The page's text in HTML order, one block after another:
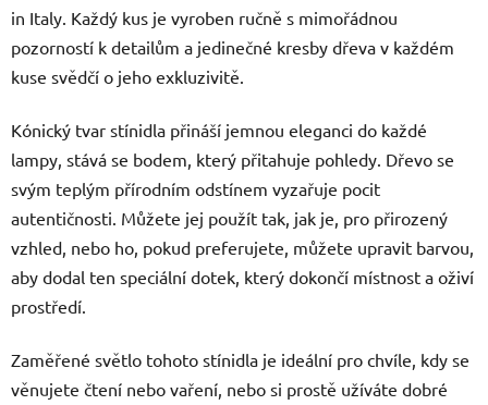
in Italy. Každý kus je vyroben ručně s mimořádnou
pozorností k detailům a jedinečné kresby dřeva v každém
kuse svědčí o jeho exkluzivitě.
Kónický tvar stínidla přináší jemnou eleganci do každé
lampy, stává se bodem, který přitahuje pohledy. Dřevo se
svým teplým přírodním odstínem vyzařuje pocit
autentičnosti. Můžete jej použít tak, jak je, pro přirozený
vzhled, nebo ho, pokud preferujete, můžete upravit barvou,
aby dodal ten speciální dotek, který dokončí místnost a oživí
prostředí.
Zaměřené světlo tohoto stínidla je ideální pro chvíle, kdy se
věnujete čtení nebo vaření, nebo si prostě užíváte dobré